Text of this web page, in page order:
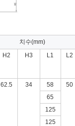
치수(mm)
H2 H3 L1 L2
62.5 34 58
50
65
125
125